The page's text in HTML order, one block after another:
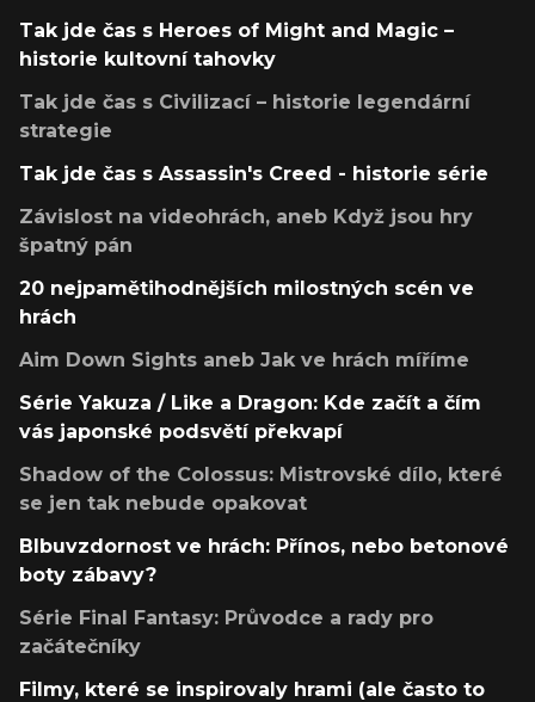
Tak jde čas s Heroes of Might and Magic –
historie kultovní tahovky
Tak jde čas s Civilizací – historie legendární
strategie
Tak jde čas s Assassin's Creed - historie série
Závislost na videohrách, aneb Když jsou hry
špatný pán
20 nejpamětihodnějších milostných scén ve
hrách
Aim Down Sights aneb Jak ve hrách míříme
Série Yakuza / Like a Dragon: Kde začít a čím
vás japonské podsvětí překvapí
Shadow of the Colossus: Mistrovské dílo, které
se jen tak nebude opakovat
Blbuvzdornost ve hrách: Přínos, nebo betonové
boty zábavy?
Série Final Fantasy: Průvodce a rady pro
začátečníky
Filmy, které se inspirovaly hrami (ale často to